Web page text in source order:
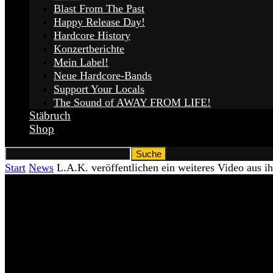
Blast From The Past
Happy Release Day!
Hardcore History
Konzertberichte
Mein Label!
Neue Hardcore-Bands
Support Your Locals
The Sound of AWAY FROM LIFE!
Stäbruch
Shop
Start News L.A.K. veröffentlichen ein weiteres Video aus